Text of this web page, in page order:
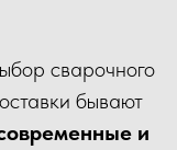
сварочного
бывают
и